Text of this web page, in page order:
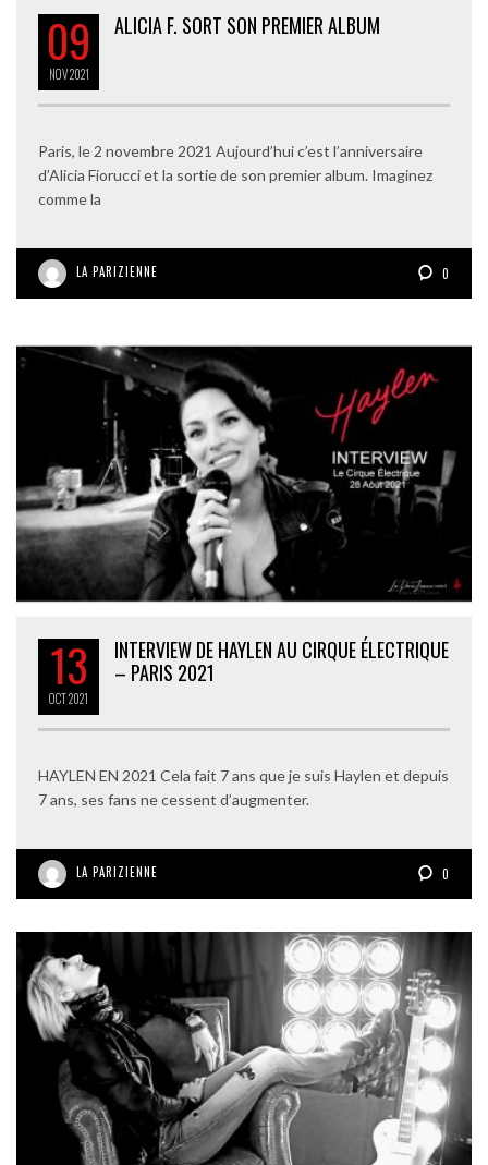
09
NOV2021
ALICIA F. SORT SON PREMIER ALBUM
Paris, le 2 novembre 2021 Aujourd’hui c’est l’anniversaire
d’Alicia Fiorucci et la sortie de son premier album. Imaginez
comme la
LA PARIZIENNE 0
13
OCT2021
INTERVIEW DE HAYLEN AU CIRQUE ÉLECTRIQUE
– PARIS 2021
HAYLEN EN 2021 Cela fait 7 ans que je suis Haylen et depuis
7 ans, ses fans ne cessent d’augmenter.
LA PARIZIENNE 0